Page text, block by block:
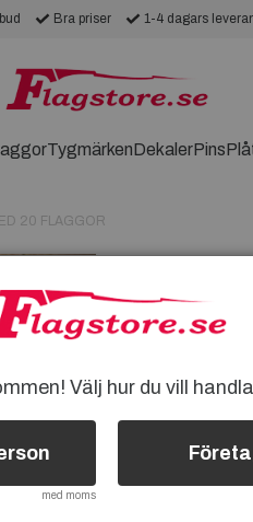
Bra priser 1-4 dagars
TygmärkenDekalerPins
20 FLAGGOR
NYA
MED 20
VÄLGJORDA
20 STYCKEN
MÅTT PÅ
ÄR 6 METER
VÄVEN I
Nya Zeeland
Välj hur du vill
med moms